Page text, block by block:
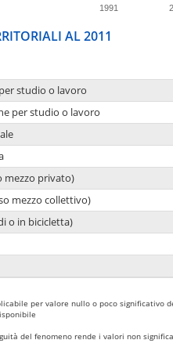
1991
AL 2011
studio o lavoro
per studio o lavoro
mezzo privato)
mezzo collettivo)
o in bicicletta)
per valore nullo o poco significativo
del fenomeno rende i valori non